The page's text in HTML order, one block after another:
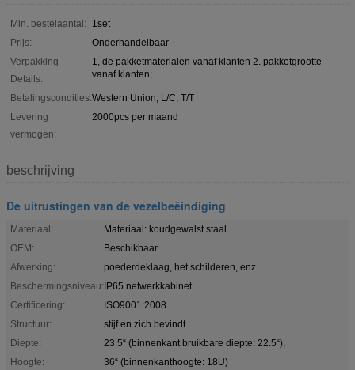
Min. bestelaantal:
1set
Prijs:
Onderhandelbaar
Verpakking
Details:
1, de pakketmaterialen vanaf klanten 2. pakketgrootte
vanaf klanten;
Betalingscondities:Western Union, L/C, T/T
Levering
vermogen:
2000pcs per maand
beschrijving
De uitrustingen van de vezelbeëindiging
Materiaal:
Materiaal: koudgewalst staal
OEM:
Beschikbaar
Afwerking:
poederdeklaag, het schilderen, enz.
Beschermingsniveau:IP65 netwerkkabinet
Certificering:
ISO9001:2008
Structuur:
stijf en zich bevindt
Diepte:
23.5“ (binnenkant bruikbare diepte: 22.5“),
Hoogte:
36“ (binnenkanthoogte: 18U)